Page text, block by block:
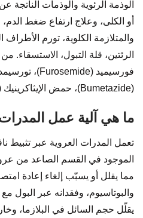
الوذمة الرئوية والوذمات
أو الكلى، وعلاج ارتفاع ضغط
والمتلازمة الكلوية، تورم
الرئتين، قلة التبول، الاستسقاء.
(Bumetazide)، حمض الإيثاكرينيك (Ethacrynic acid).
ما هي آلية عمل
تعمل المدرات العروية عبر تثبيط
الموجود في القسم الصاعد من
مما يقلل أو يسبّب إلغاء إعادة
والبوتاسيوم، وفقدانه عبر البول
يقلّل حجم السائل في البلازما،